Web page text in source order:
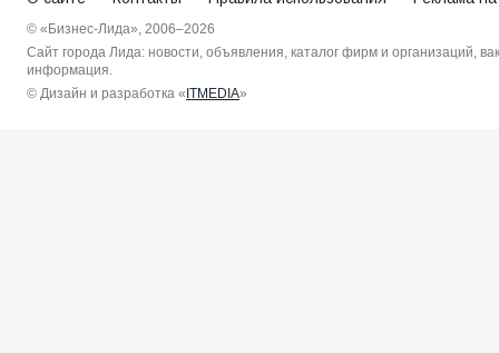
© «Бизнес-Лида», 2006–2026
Сайт города Лида: новости, объявления, каталог фирм и организаций,
информация.
© Дизайн и разработка « ITMEDIA»